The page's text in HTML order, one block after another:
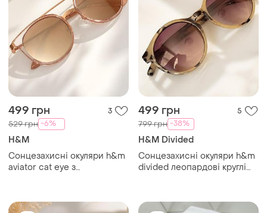
499 грн 3
529 грн -6%
H&M
Сонцезахисні окуляри h&m
aviator cat eye з
499 грн 5
799 грн -38%
H&M Divided
Сонцезахисні окуляри h&m
divided леопардові круглі